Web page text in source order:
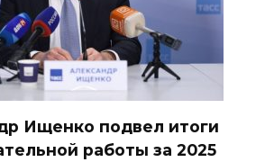
Ищенко подвел итоги
работы за 2025